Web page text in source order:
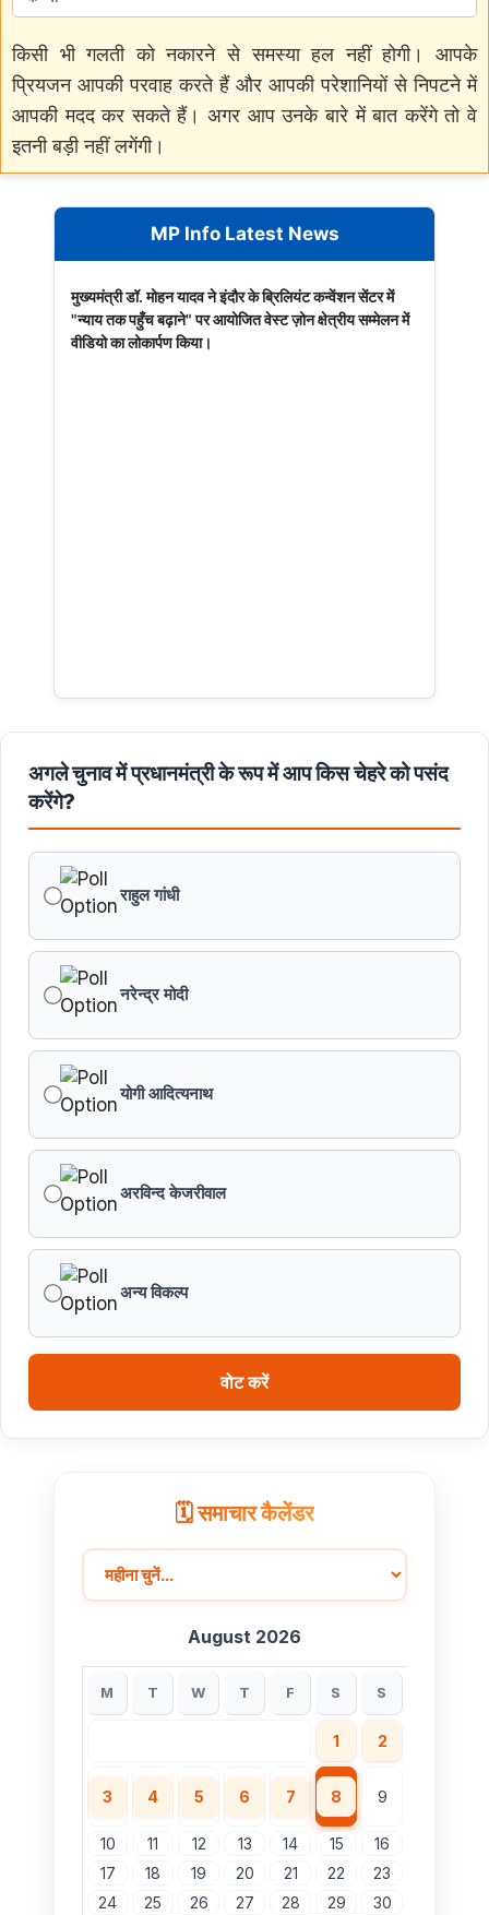
किसी भी गलती को नकारने से समस्या हल नहीं होगी। आपके
प्रियजन आपकी परवाह करते हैं और आपकी परेशानियों से निपटने में
आपकी मदद कर सकते हैं। अगर आप उनके बारे में बात करेंगे तो वे
इतनी बड़ी नहीं लगेंगी।
MP Info Latest News
मुख्यमंत्री डॉ. मोहन यादव ने इंदौर के ब्रिलियंट कन्वेंशन सेंटर में
"न्याय तक पहुँच बढ़ाने" पर आयोजित वेस्ट ज़ोन क्षेत्रीय सम्मेलन में
वीडियो का लोकार्पण किया।
अगले चुनाव में प्रधानमंत्री के रूप में आप किस चेहरे को पसंद
करेंगे?
राहुल गांधी
नरेन्द्र मोदी
योगी आदित्यनाथ
अरविन्द केजरीवाल
अन्य विकल्प
वोट करें
🗓️ समाचार कैलेंडर
August 2026
M T W T F S S
1 2
3 4 5 6 7 8 9
10 11 12 13 14 15
16
17
18 19 20 21 22
23
24
25 26 27 28 29
30